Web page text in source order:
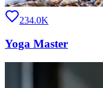
234.0K
Yoga Master